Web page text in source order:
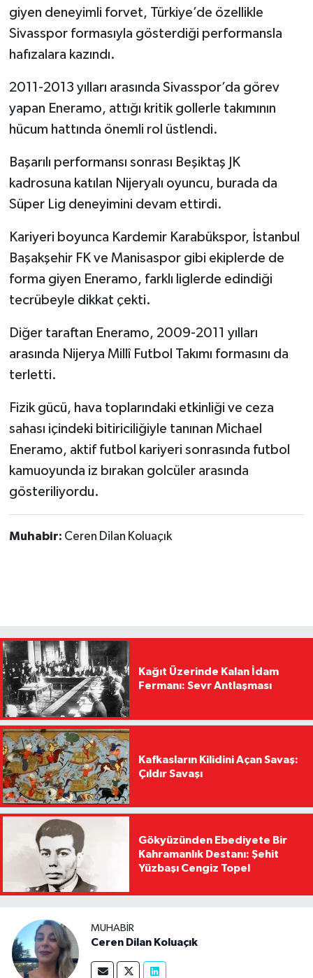
giyen deneyimli forvet, Türkiye’de özellikle
Sivasspor formasıyla gösterdiği performansla
hafızalara kazındı.
2011-2013 yılları arasında Sivasspor’da görev
yapan Eneramo, attığı kritik gollerle takımının
hücum hattında önemli rol üstlendi.
Başarılı performansı sonrası Beşiktaş JK
kadrosuna katılan Nijeryalı oyuncu, burada da
Süper Lig deneyimini devam ettirdi.
Kariyeri boyunca Kardemir Karabükspor, İstanbul
Başakşehir FK ve Manisaspor gibi ekiplerde de
forma giyen Eneramo, farklı liglerde edindiği
tecrübeyle dikkat çekti.
Diğer taraftan Eneramo, 2009-2011 yılları
arasında Nijerya Millî Futbol Takımı formasını da
terletti.
Fizik gücü, hava toplarındaki etkinliği ve ceza
sahası içindeki bitiriciliğiyle tanınan Michael
Eneramo, aktif futbol kariyeri sonrasında futbol
kamuoyunda iz bırakan golcüler arasında
gösteriliyordu.
Muhabir: Ceren Dilan Koluaçık
Kağıt Üzerinde Kalan İdam
Fermanı: Sevr Antlaşması
Kafkasların Kilidini Açan Savaş:
Çıldır Savaşı
Gökyüzünden Ebediyete Bir
Kahramanlık Destanı: Şehit
Yüzbaşı Cengiz Topel
MUHABIR
Ceren Dilan Koluaçık